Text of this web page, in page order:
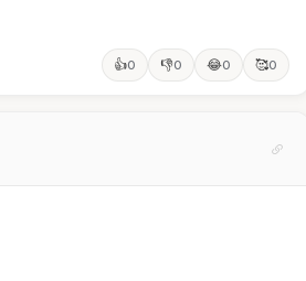
👍0 👎0 😂0 🥰0